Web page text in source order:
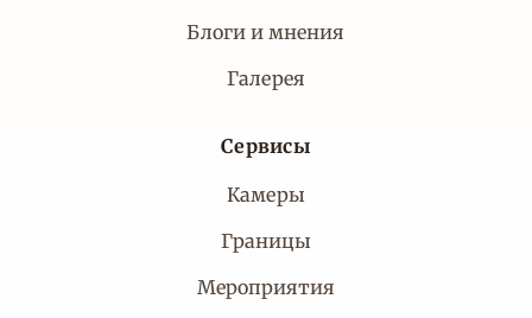
Блоги и мнения
Галерея
Сервисы
Камеры
Границы
Мероприятия